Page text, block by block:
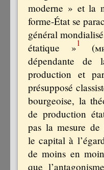
moderne » et la
forme-État se
général
étatique »1 (
dépendante
production et
présupposé
bourgeoise, la
de production
pas la mesure de
le capital à
de moins en
que